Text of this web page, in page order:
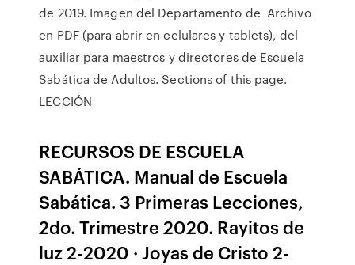
de 2019. Imagen del Departamento de Archivo
en PDF (para abrir en celulares y tablets), del
auxiliar para maestros y directores de Escuela
Sabática de Adultos. Sections of this page.
LECCIÓN
RECURSOS DE ESCUELA
SABÁTICA. Manual de Escuela
Sabática. 3 Primeras Lecciones,
2do. Trimestre 2020. Rayitos de
luz 2-2020 · Joyas de Cristo 2-